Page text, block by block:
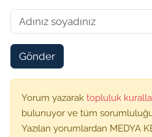
Gönder
Yorum yazarak topluluk
bulunuyor ve tüm
Yazılan yorumlardan MEDYA